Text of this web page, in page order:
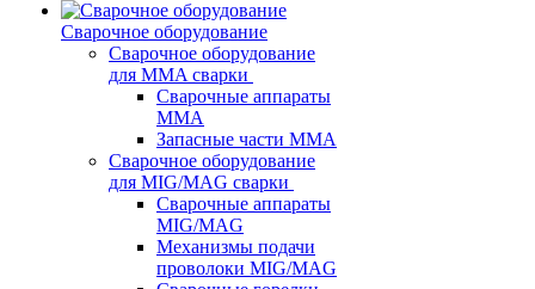
Сварочное оборудование
Сварочное оборудование
для MMA сварки
Сварочные аппараты
MMA
Запасные части MMA
Сварочное оборудование
для MIG/MAG сварки
Сварочные аппараты
MIG/MAG
Механизмы подачи
проволоки MIG/MAG